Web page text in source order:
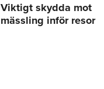
Viktigt skydda mot
mässling inför resor